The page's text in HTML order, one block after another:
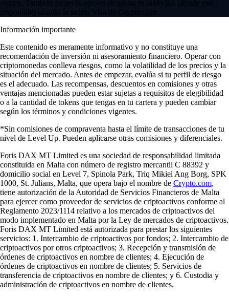
segura. También tienes la opción de gastar tu saldo fiat (donde esté
disponible) usando la tarjeta Visa de Crypto.com.
Información importante
Este contenido es meramente informativo y no constituye una
recomendación de inversión ni asesoramiento financiero. Operar con
criptomonedas conlleva riesgos, como la volatilidad de los precios y la
situación del mercado. Antes de empezar, evalúa si tu perfil de riesgo
es el adecuado. Las recompensas, descuentos en comisiones y otras
ventajas mencionadas pueden estar sujetas a requisitos de elegibilidad
o a la cantidad de tokens que tengas en tu cartera y pueden cambiar
según los términos y condiciones vigentes.
*Sin comisiones de compraventa hasta el límite de transacciones de tu
nivel de Level Up. Pueden aplicarse otras comisiones y diferenciales.
Foris DAX MT Limited es una sociedad de responsabilidad limitada
constituida en Malta con número de registro mercantil C 88392 y
domicilio social en Level 7, Spinola Park, Triq Mikiel Ang Borg, SPK
1000, St. Julians, Malta, que opera bajo el nombre de Crypto.com,
tiene autorización de la Autoridad de Servicios Financieros de Malta
para ejercer como proveedor de servicios de criptoactivos conforme al
Reglamento 2023/1114 relativo a los mercados de criptoactivos del
modo implementado en Malta por la Ley de mercados de criptoactivos.
Foris DAX MT Limited está autorizada para prestar los siguientes
servicios: 1. Intercambio de criptoactivos por fondos; 2. Intercambio de
criptoactivos por otros criptoactivos; 3. Recepción y transmisión de
órdenes de criptoactivos en nombre de clientes; 4. Ejecución de
órdenes de criptoactivos en nombre de clientes; 5. Servicios de
transferencia de criptoactivos en nombre de clientes; y 6. Custodia y
administración de criptoactivos en nombre de clientes.